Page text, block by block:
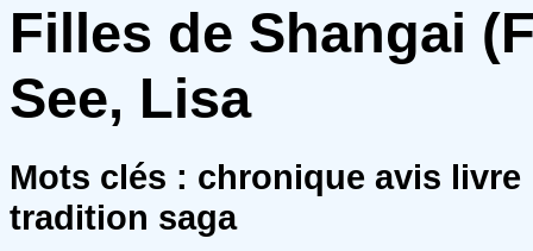
Filles de Shangai
See, Lisa
Mots clés : chronique avis
tradition saga